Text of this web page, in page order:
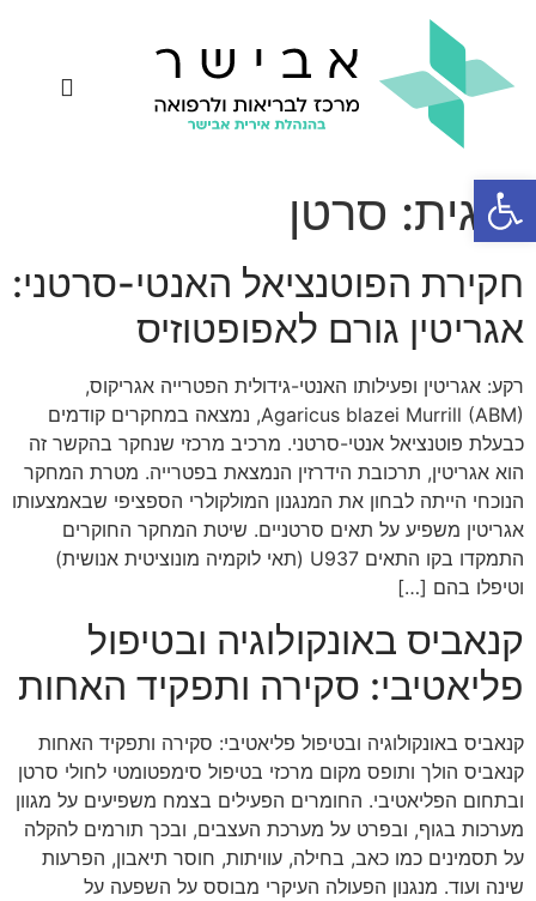
תגית: סרטן
חקירת הפוטנציאל האנטי-סרטני:
אגריטין גורם לאפופטוזיס
רקע: אגריטין ופעילותו האנטי-גידולית הפטרייה אגריקוס,
Agaricus blazei Murrill (ABM), נמצאה במחקרים קודמים
כבעלת פוטנציאל אנטי-סרטני. מרכיב מרכזי שנחקר בהקשר זה
הוא אגריטין, תרכובת הידרזין הנמצאת בפטרייה. מטרת המחקר
הנוכחי הייתה לבחון את המנגנון המולקולרי הספציפי שבאמצעותו
אגריטין משפיע על תאים סרטניים. שיטת המחקר החוקרים
התמקדו בקו התאים U937 (תאי לוקמיה מונוציטית אנושית)
וטיפלו בהם […]
קנאביס באונקולוגיה ובטיפול
פליאטיבי: סקירה ותפקיד האחות
קנאביס באונקולוגיה ובטיפול פליאטיבי: סקירה ותפקיד האחות
קנאביס הולך ותופס מקום מרכזי בטיפול סימפטומטי לחולי סרטן
ובתחום הפליאטיבי. החומרים הפעילים בצמח משפיעים על מגוון
מערכות בגוף, ובפרט על מערכת העצבים, ובכך תורמים להקלה
על תסמינים כמו כאב, בחילה, עוויתות, חוסר תיאבון, הפרעות
שינה ועוד. מנגנון הפעולה העיקרי מבוסס על השפעה על
פתח סרגל נגישות